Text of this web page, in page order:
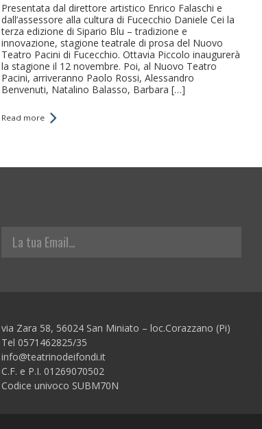
Presentata dal direttore artistico Enrico Falaschi e
dall’assessore alla cultura di Fucecchio Daniele Cei la
terza edizione di Sipario Blu – tradizione e
innovazione, stagione teatrale di prosa del Nuovo
Teatro Pacini di Fucecchio. Ottavia Piccolo inaugurerà
la stagione il 12 novembre. Poi, al Nuovo Teatro
Pacini, arriveranno Paolo Rossi, Alessandro
Benvenuti, Natalino Balasso, Barbara […]
Read more
via Zara 58, 56024 San Miniato – loc.Corazzano (Pi)
Tel 0571462825/35
info@teatrinodeifondi.it
C.F. e P.I. 01269070502
Codice univoco SUBM70N